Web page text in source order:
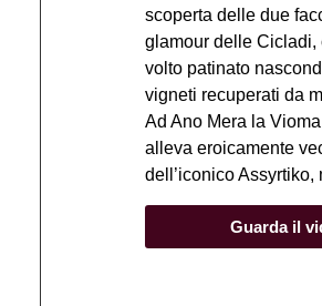
scoperta delle due
glamour delle Cicladi,
volto patinato
vigneti recuperati da
Ad Ano Mera la
alleva eroicamente
dell’iconico
Guarda il